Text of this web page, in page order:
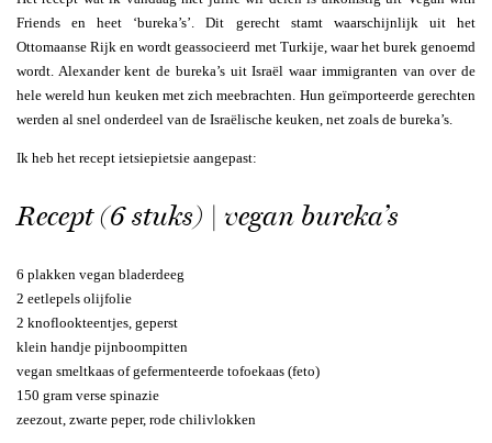
Friends en heet ‘bureka’s’. Dit gerecht stamt waarschijnlijk uit het
Ottomaanse Rijk en wordt geassocieerd met Turkije, waar het burek genoemd
wordt. Alexander kent de bureka’s uit Israël waar immigranten van over de
hele wereld hun keuken met zich meebrachten. Hun geïmporteerde gerechten
werden al snel onderdeel van de Israëlische keuken, net zoals de bureka’s.
Ik heb het recept ietsiepietsie aangepast:
Recept (6 stuks) | vegan bureka’s
6 plakken vegan bladerdeeg
2 eetlepels olijfolie
2 knoflookteentjes, geperst
klein handje pijnboompitten
vegan smeltkaas of gefermenteerde tofoekaas (feto)
150 gram verse spinazie
zeezout, zwarte peper, rode chilivlokken